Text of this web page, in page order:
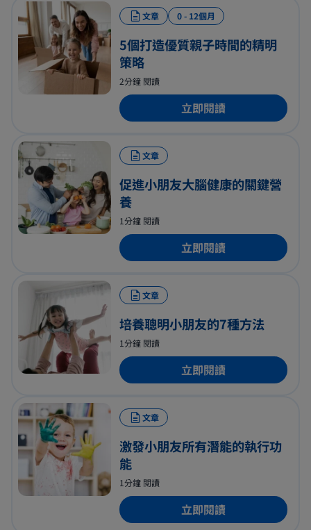
文章 0 - 12個月
5個打造優質親子時間的精明
策略
2分鐘 閱讀
立即閱讀
文章
促進小朋友大腦健康的關鍵營
養
1分鐘 閱讀
立即閱讀
文章
培養聰明小朋友的7種方法
1分鐘 閱讀
立即閱讀
文章
激發小朋友所有潛能的執行功
能
1分鐘 閱讀
立即閱讀